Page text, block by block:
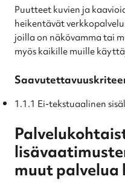
Puutteet kuvien ja
heikentävät
joilla on näkövamma tai
myös kaikille muille
1.1.1 Ei-tekstuaalinen
muut